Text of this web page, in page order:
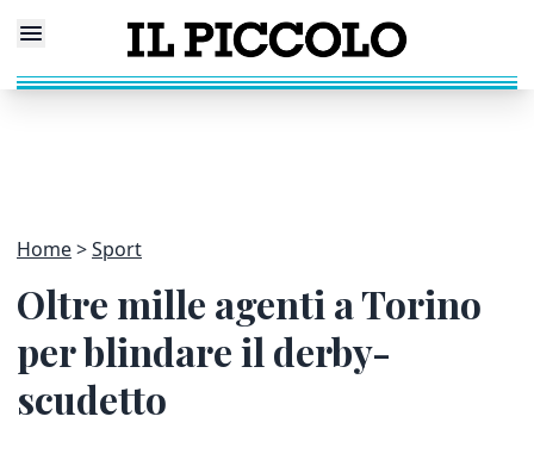
Home Sport
Oltre mille agenti a Torino
per blindare il derby-
scudetto